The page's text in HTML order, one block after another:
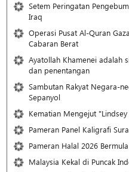
Setem Peringatan
Iraq
Operasi Pusat Al-Quran
Cabaran Berat
Ayatollah Khamenei adalah
dan penentangan
Sambutan Rakyat Negara-
Sepanyol
Kematian Mengejut
Pameran Panel Kaligrafi
Pameran Halal 2026
Malaysia Kekal di Puncak